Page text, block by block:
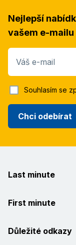
Nejlepší
vašem e-mailu
Váš e-mail
Chci odebírat
Souhlasím se
Last minute
First minute
Důležité odkazy